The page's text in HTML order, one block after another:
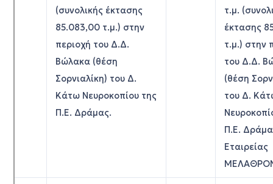
(συνολικής έκτασης
85.083,00 τ.μ.) στην
περιοχή του Δ.Δ.
Βώλακα (θέση
Σορνιαλίκη) του Δ.
Κάτω Νευροκοπίου της
Π.Ε. Δράμας.
τ.μ.
έκτασης
τ.μ.) στην
του Δ.Δ.
(θέση
του Δ.
Π.Ε.